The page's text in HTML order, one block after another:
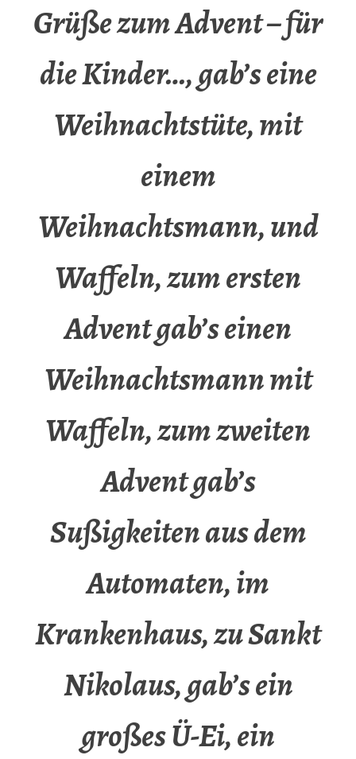
Grüße zum Advent – für
die Kinder…, gab’s eine
Weihnachtstüte, mit
einem
Weihnachtsmann, und
Waffeln, zum ersten
Advent gab’s einen
Weihnachtsmann mit
Waffeln, zum zweiten
Advent gab’s
Sußigkeiten aus dem
Automaten, im
Krankenhaus, zu Sankt
Nikolaus, gab’s ein
großes Ü-Ei, ein